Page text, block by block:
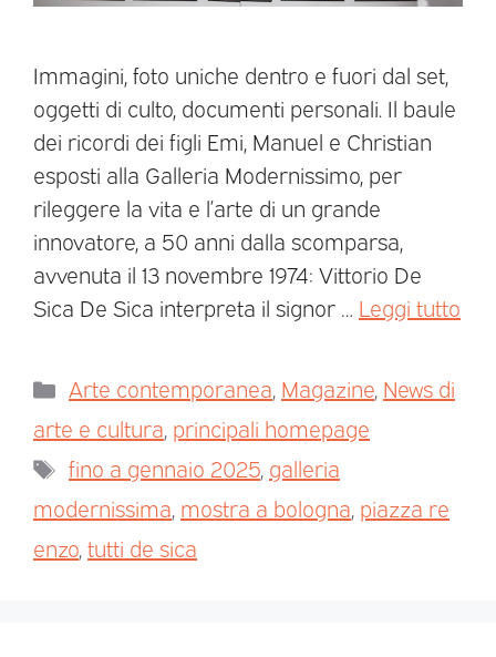
Immagini, foto uniche dentro e fuori dal set,
oggetti di culto, documenti personali. Il baule
dei ricordi dei figli Emi, Manuel e Christian
esposti alla Galleria Modernissimo, per
rileggere la vita e l’arte di un grande
innovatore, a 50 anni dalla scomparsa,
avvenuta il 13 novembre 1974: Vittorio De
Sica De Sica interpreta il signor … Leggi tutto
Arte contemporanea Magazine News di
arte e cultura principali homepage
fino a gennaio 2025 galleria
modernissima mostra a bologna piazza re
enzo tutti de sica